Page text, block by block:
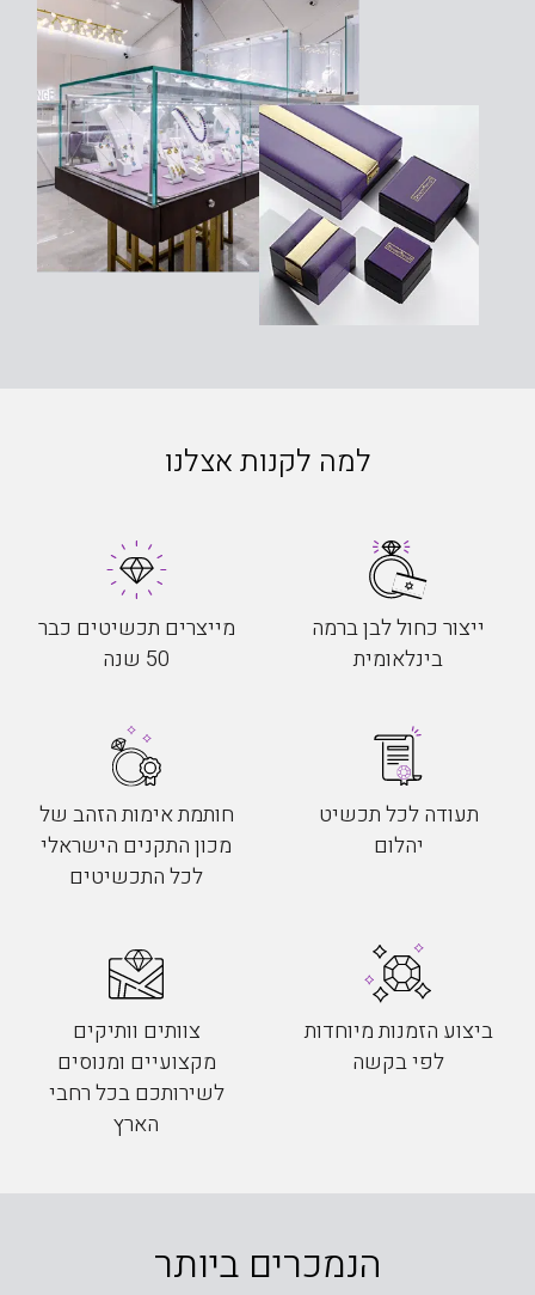
למה לקנות אצלנו
ייצור כחול לבן ברמה
בינלאומית
מייצרים תכשיטים כבר
50 שנה
תעודה לכל תכשיט
יהלום
חותמת אימות הזהב של
מכון התקנים הישראלי
לכל התכשיטים
ביצוע הזמנות מיוחדות
לפי בקשה
צוותים וותיקים
מקצועיים ומנוסים
לשירותכם בכל רחבי
הארץ
הנמכרים ביותר